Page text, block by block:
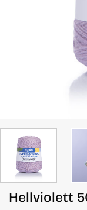
Hellviolett